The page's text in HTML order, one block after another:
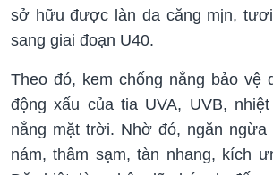
sở hữu được làn da căng mịn,
sang giai đoạn U40.
Theo đó, kem chống nắng bảo vệ
động xấu của tia UVA, UVB,
nắng mặt trời. Nhờ đó, ngăn ngừa
nám, thâm sạm, tàn nhang, kích